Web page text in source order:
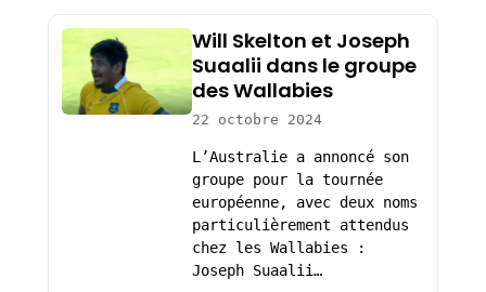
Will Skelton et Joseph
Suaalii dans le groupe
des Wallabies
22 octobre 2024
L’Australie a annoncé son
groupe pour la tournée
européenne, avec deux noms
particulièrement attendus
chez les Wallabies :
Joseph Suaalii…